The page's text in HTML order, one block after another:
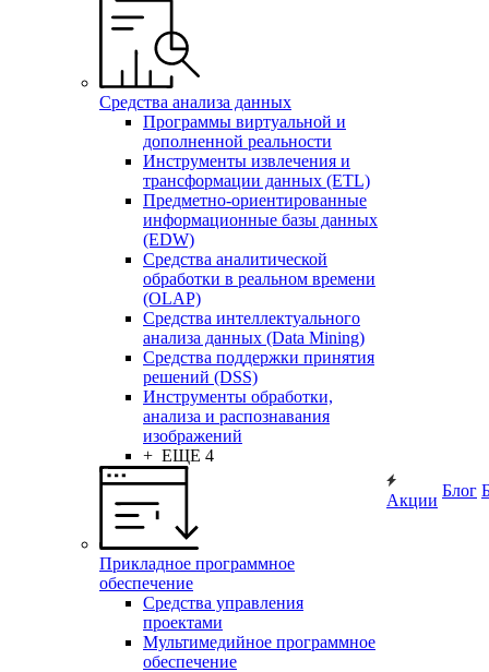
Средства анализа данных
Программы виртуальной и
дополненной реальности
Инструменты извлечения и
трансформации данных (ETL)
Предметно-ориентированные
информационные базы данных
(EDW)
Средства аналитической
обработки в реальном времени
(OLAP)
Средства интеллектуального
анализа данных (Data Mining)
Средства поддержки принятия
решений (DSS)
Инструменты обработки,
анализа и распознавания
изображений
+ ЕЩЕ 4
Прикладное программное
обеспечение
Средства управления
проектами
Мультимедийное программное
обеспечение
Акции
Блог